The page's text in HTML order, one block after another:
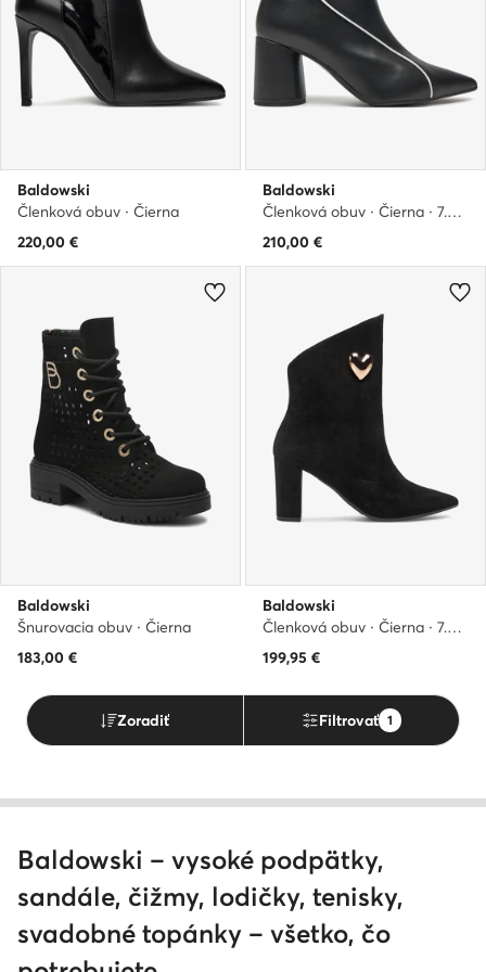
Baldowski
Členková obuv · Čierna
220,00 €
Baldowski
Členková obuv · Čierna · 7.5 cm
210,00 €
Baldowski
Šnurovacia obuv · Čierna
183,00 €
Baldowski
Členková obuv · Čierna · 7.5 cm
199,95 €
Zoradiť Filtrovať 1
Baldowski – vysoké podpätky,
sandále, čižmy, lodičky, tenisky,
svadobné topánky – všetko, čo